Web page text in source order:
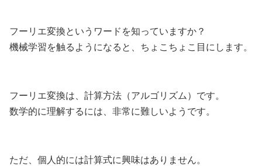
フーリエ変換というワードを知っていますか？
機械学習を触るようになると、ちょこちょこ目にします。
フーリエ変換は、計算方法（アルゴリズム）です。
数学的に理解するには、非常に難しいようです。
ただ、個人的には計算式に興味はありません。